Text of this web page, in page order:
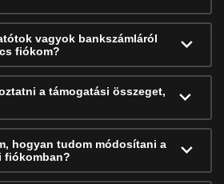
vagyok bankszámláról
fiókom?
a támogatási összeget,
hogyan tudom módosítani a
fiókomban?